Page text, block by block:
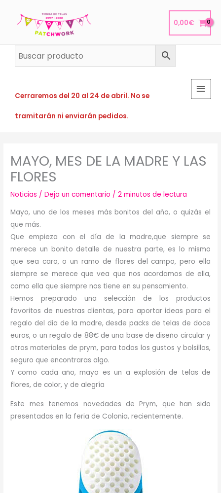
0,00€
Cerraremos del 20 al 24 de abril. No se
tramitarán ni enviarán pedidos.
MAYO, MES DE LA MADRE Y LAS
FLORES
Noticias /Deja un comentario /2 minutos de lectura
Mayo, uno de los meses más bonitos del año, o quizás el
que más.
Que empieza con el día de la madre,que siempre se
merece un bonito detalle de nuestra parte, es lo mismo
que sea caro, o un ramo de flores del campo, pero ella
siempre se merece que vea que nos acordamos de ella,
como ella que siempre nos tiene en su pensamiento.
Hemos preparado una selección de los productos
favoritos de nuestras clientas, para aportar ideas para el
regalo del dia de la madre, desde packs de telas de doce
euros, o un regalo de 88€ de una base de diseño circular y
otros materiales de prym, para todos los gustos y bolsillos,
seguro que encontraras algo.
Y como cada año, mayo es un a explosión de telas de
flores, de color, y de alegría
Este mes tenemos novedades de Prym, que han sido
presentadas en la feria de Colonia, recientemente.